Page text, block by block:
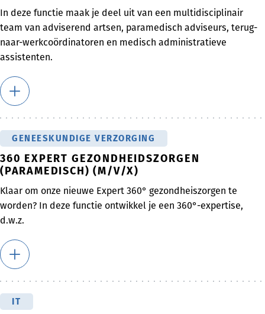
In deze functie maak je deel uit van een multidisciplinair
team van adviserend artsen, paramedisch adviseurs, terug-
naar-werkcoördinatoren en medisch administratieve
assistenten.
GENEESKUNDIGE VERZORGING
360 EXPERT GEZONDHEIDSZORGEN
(PARAMEDISCH) (M/V/X)
Klaar om onze nieuwe Expert 360° gezondheiszorgen te
worden? In deze functie ontwikkel je een 360°-expertise,
d.w.z.
IT